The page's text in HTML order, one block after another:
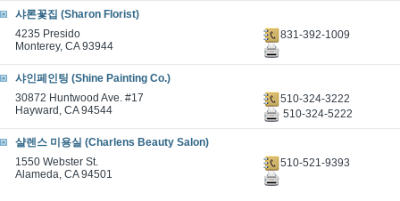
샤론꽃집 (Sharon Florist)
4235 Presido
Monterey, CA 93944
831-392-1009
샤인페인팅 (Shine Painting Co.)
30872 Huntwood Ave. #17
Hayward, CA 94544
510-324-3222
510-324-5222
샬렌스 미용실 (Charlens Beauty Salon)
1550 Webster St.
Alameda, CA 94501
510-521-9393